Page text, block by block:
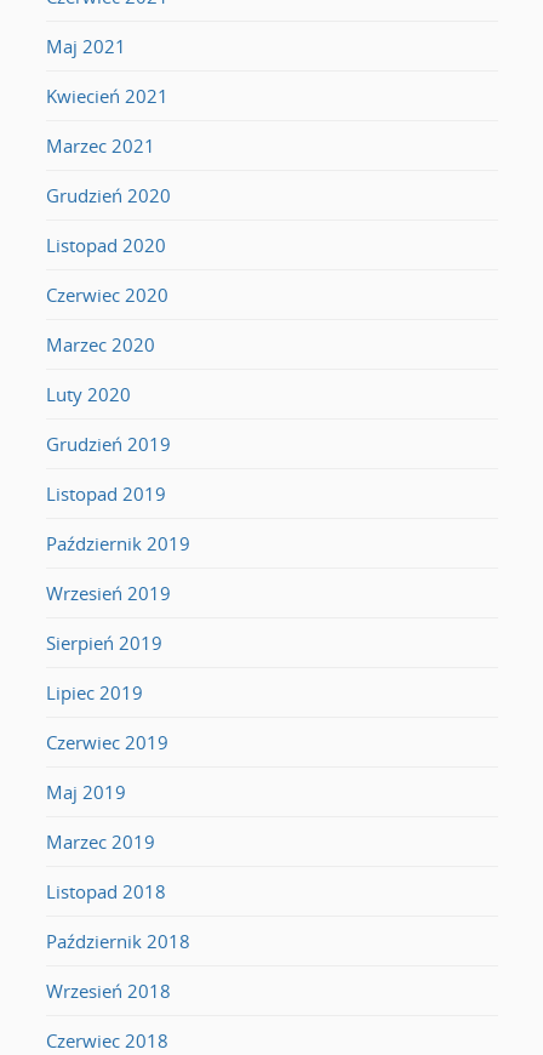
Maj 2021
Kwiecień 2021
Marzec 2021
Grudzień 2020
Listopad 2020
Czerwiec 2020
Marzec 2020
Luty 2020
Grudzień 2019
Listopad 2019
Październik 2019
Wrzesień 2019
Sierpień 2019
Lipiec 2019
Czerwiec 2019
Maj 2019
Marzec 2019
Listopad 2018
Październik 2018
Wrzesień 2018
Czerwiec 2018